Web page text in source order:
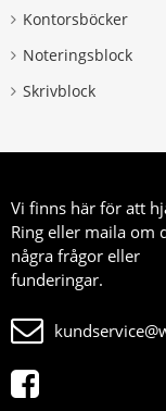
Kontorsböcker
Noteringsblock
Skrivblock
Vi finns här för att
Ring eller maila om
några frågor eller
funderingar.